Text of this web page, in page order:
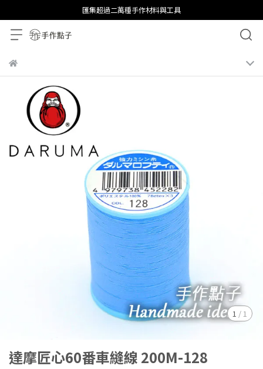
匯集超過二萬種手作材料與工具
1 / 1
達摩匠心60番車縫線 200M-128